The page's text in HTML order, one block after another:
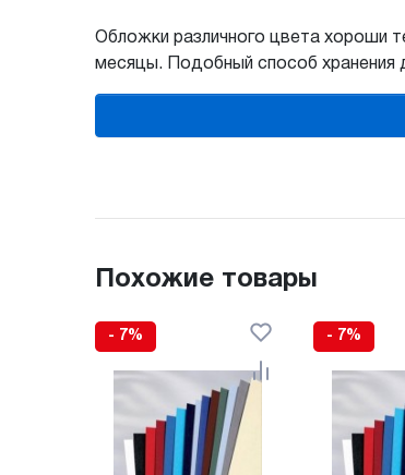
Обложки различного цвета хороши
месяцы. Подобный способ хранения
Похожие товары
- 7% - 7%